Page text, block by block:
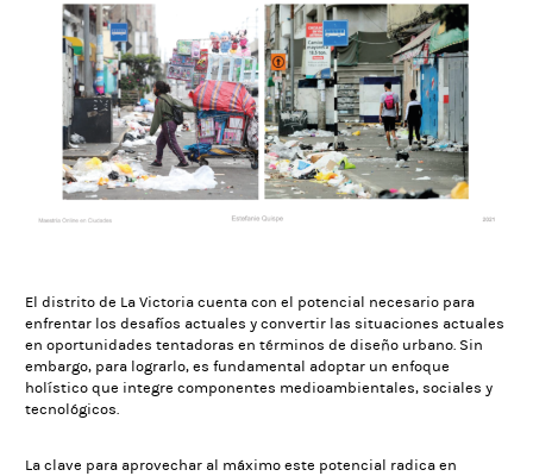
El distrito de La Victoria cuenta con el potencial necesario para
enfrentar los desafíos actuales y convertir las situaciones actuales
en oportunidades tentadoras en términos de diseño urbano. Sin
embargo, para lograrlo, es fundamental adoptar un enfoque
holístico que integre componentes medioambientales, sociales y
tecnológicos.
La clave para aprovechar al máximo este potencial radica en